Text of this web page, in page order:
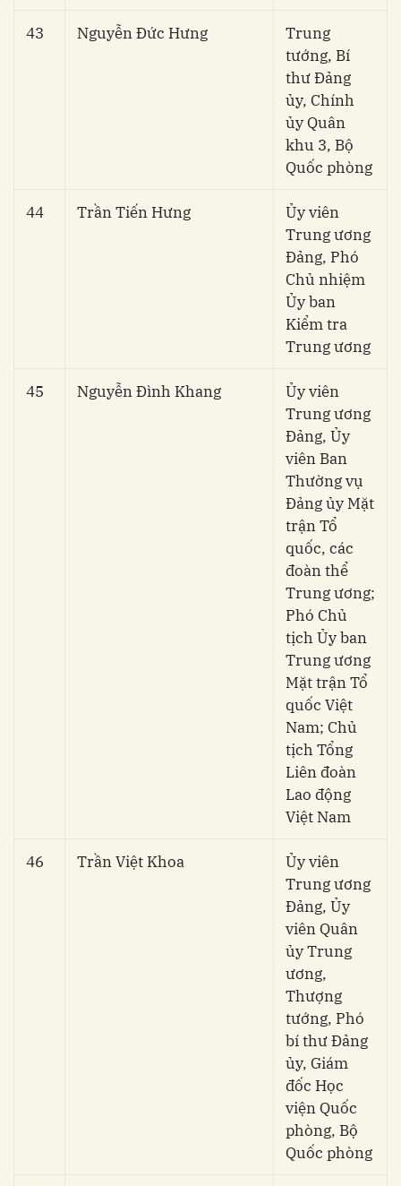
43 Nguyễn Đức Hưng
Trung
tướng, Bí
thư Đảng
ủy, Chính
ủy Quân
khu 3, Bộ
Quốc phòng
44 Trần Tiến Hưng
Ủy viên
Trung ương
Đảng, Phó
Chủ nhiệm
Ủy ban
Kiểm tra
Trung ương
45 Nguyễn Đình Khang
Ủy viên
Trung ương
Đảng, Ủy
viên Ban
Thường vụ
Đảng ủy Mặt
trận Tổ
quốc, các
đoàn thể
Trung ương;
Phó Chủ
tịch Ủy ban
Trung ương
Mặt trận Tổ
quốc Việt
Nam; Chủ
tịch Tổng
Liên đoàn
Lao động
Việt Nam
46 Trần Việt Khoa
Ủy viên
Trung ương
Đảng, Ủy
viên Quân
ủy Trung
ương,
Thượng
tướng, Phó
bí thư Đảng
ủy, Giám
đốc Học
viện Quốc
phòng, Bộ
Quốc phòng